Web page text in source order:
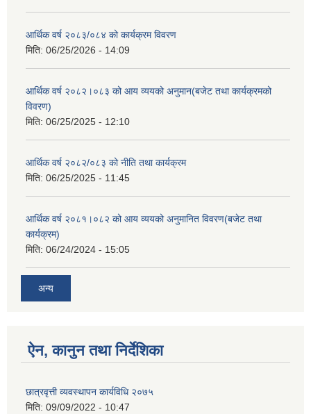
आर्थिक वर्ष २०८३/०८४ को कार्यक्रम विवरण
मिति: 06/25/2026 - 14:09
आर्थिक वर्ष २०८२।०८३ को आय व्ययको अनुमान(बजेट तथा कार्यक्रमको
विवरण)
मिति: 06/25/2025 - 12:10
आर्थिक वर्ष २०८२/०८३ को नीति तथा कार्यक्रम
मिति: 06/25/2025 - 11:45
आर्थिक वर्ष २०८१।०८२ को आय व्ययको अनुमानित विवरण(बजेट तथा
कार्यक्रम)
मिति: 06/24/2024 - 15:05
अन्य
ऐन, कानुन तथा निर्देशिका
छात्रवृत्ती व्यवस्थापन कार्यविधि २०७५
मिति: 09/09/2022 - 10:47